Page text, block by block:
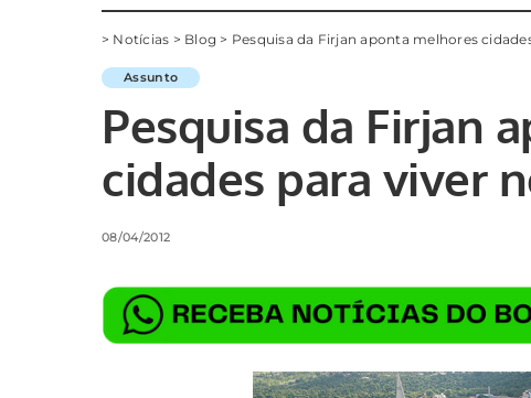
> Notícias > Blog > Pesquisa da Firjan aponta melhores
Assunto
Pesquisa da Firjan
cidades para viver
08/04/2012